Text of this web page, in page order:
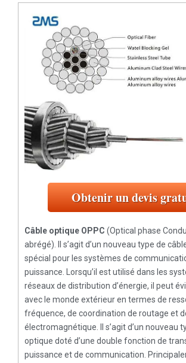
Obtenir un devis
Câble optique OPPC (Optical phase
abrégé). Il s’agit d’un nouveau type de
spécial pour les systèmes de
puissance. Lorsqu’il est utilisé dans les
réseaux de distribution d’énergie, il peut
avec le monde extérieur en termes de
fréquence, de coordination de routage et
électromagnétique. Il s’agit d’un nouveau
optique doté d’une double fonction de
puissance et de communication.